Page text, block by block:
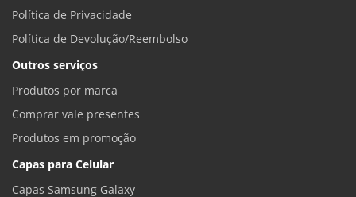
Política de Privacidade
Política de Devolução/Reembolso
Outros serviços
Produtos por marca
Comprar vale presentes
Produtos em promoção
Capas para Celular
Capas Samsung Galaxy